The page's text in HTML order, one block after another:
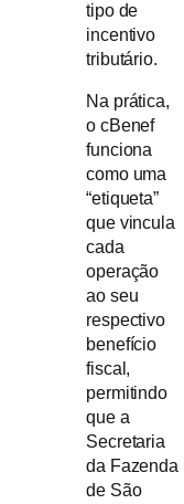
tipo de
incentivo
tributário.
Na prática,
o cBenef
funciona
como uma
“etiqueta”
que vincula
cada
operação
ao seu
respectivo
benefício
fiscal,
permitindo
que a
Secretaria
da Fazenda
de São